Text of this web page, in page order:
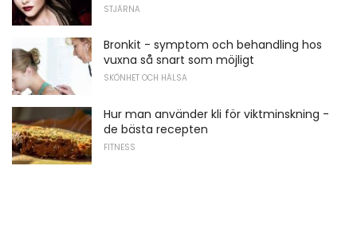
STJÄRNA
Bronkit - symptom och behandling hos
vuxna så snart som möjligt
SKÖNHET OCH HÄLSA
Hur man använder kli för viktminskning -
de bästa recepten
FITNESS